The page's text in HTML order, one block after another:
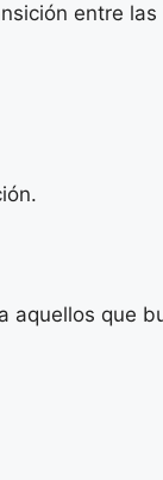
entre las
aquellos que